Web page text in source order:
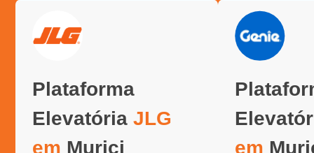
Plataforma
ElevatóriaJLG
em Murici
em